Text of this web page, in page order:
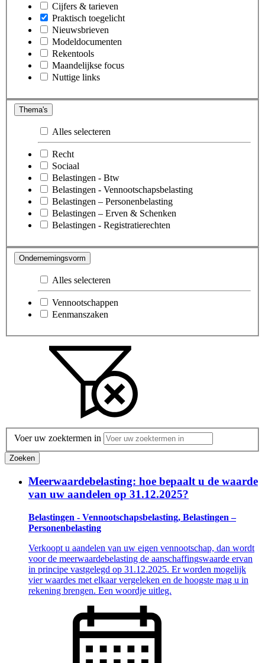
Cijfers & tarieven
Praktisch toegelicht
Nieuwsbrieven
Modeldocumenten
Rekentools
Maandelijkse focus
Nuttige links
Thema's
Alles selecteren
Recht
Sociaal
Belastingen - Btw
Belastingen - Vennootschapsbelasting
Belastingen – Personenbelasting
Belastingen – Erven & Schenken
Belastingen - Registratierechten
Ondernemingsvorm
Alles selecteren
Vennootschappen
Eenmanszaken
Voer uw zoektermen in
Zoeken
Meerwaardebelasting: hoe bepaalt u de waarde
van uw aandelen op 31.12.2025?
Belastingen - Vennootschapsbelasting, Belastingen –
Personenbelasting
Verkoopt u aandelen van uw eigen vennootschap, dan wordt
voor de meerwaardebelasting de aanschaffingswaarde ervan
in principe vastgelegd op 31.12.2025. Er worden mogelijk
vier waardes met elkaar vergeleken en de hoogste mag u in
rekening brengen. Een woordje uitleg.